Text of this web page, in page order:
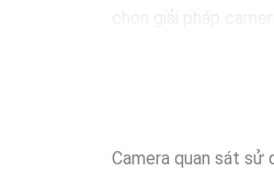
Camera quan sát sử